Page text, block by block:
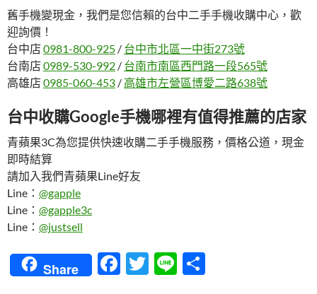
舊手機變現金，我們是您信賴的台中二手手機收購中心，歡
迎詢價！
台中店 0981-800-925 / 台中市北區一中街273號
台南店 0989-530-992 / 台南市南區西門路一段565號
高雄店 0985-060-453 / 高雄市左營區博愛二路638號
台中收購Google手機哪裡有值得推薦的店家
青蘋果3C為您提供快速收購二手手機服務，價格公道，現金
即時結算
請加入我們青蘋果Line好友
Line： @gapple
Line： @gapple3c
Line： @justsell
Share
F
T
Li